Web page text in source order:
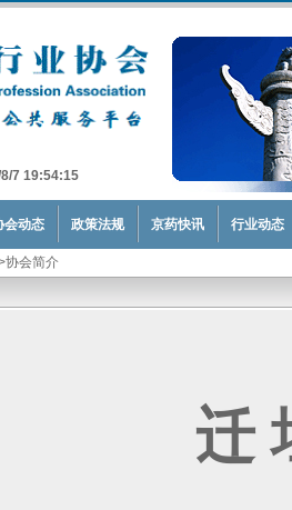
7 19:54:15
会动态 政策法规 京药快讯 行业动态
协会简介
迁